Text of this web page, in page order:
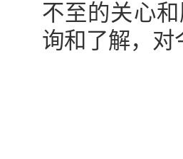
不至的关心
询和了解，对